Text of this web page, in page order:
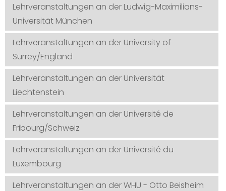
Lehrveranstaltungen an der Ludwig-Maximilians-
Universität München
Lehrveranstaltungen an der University of
Surrey/England
Lehrveranstaltungen an der Universität
Liechtenstein
Lehrveranstaltungen an der Université de
Fribourg/Schweiz
Lehrveranstaltungen an der Université du
Luxembourg
Lehrveranstaltungen an der WHU - Otto Beisheim